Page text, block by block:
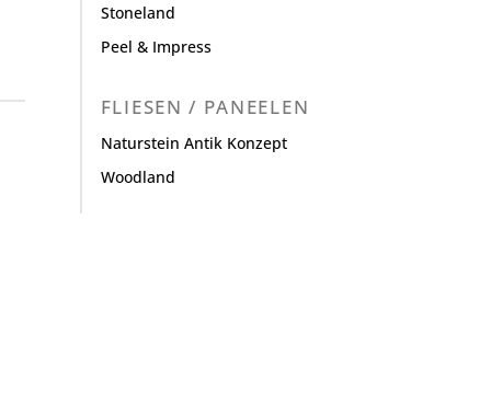
Stoneland
Peel & Impress
FLIESEN / PANEELEN
Naturstein Antik Konzept
Woodland